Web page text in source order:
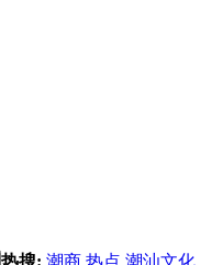
热搜: 潮商 热点 潮汕文化